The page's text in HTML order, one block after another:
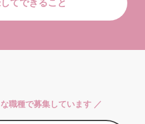
てできること
職種で募集しています ／